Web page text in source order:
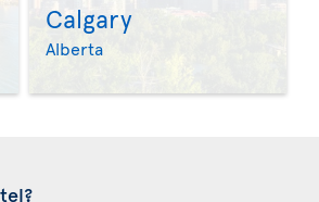
>
Calgary
Alberta